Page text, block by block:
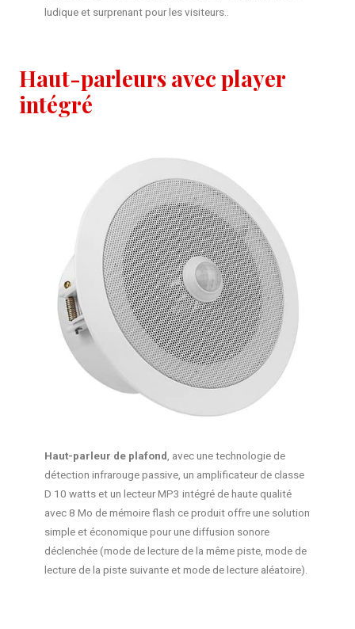
ludique et surprenant pour les visiteurs..
Haut-parleurs avec player
intégré
Haut-parleur de plafond , avec une technologie de
détection infrarouge passive, un amplificateur de classe
D 10 watts et un lecteur MP3 intégré de haute qualité
avec 8 Mo de mémoire flash ce produit offre une solution
simple et économique pour une diffusion sonore
déclenchée (mode de lecture de la même piste, mode de
lecture de la piste suivante et mode de lecture aléatoire).